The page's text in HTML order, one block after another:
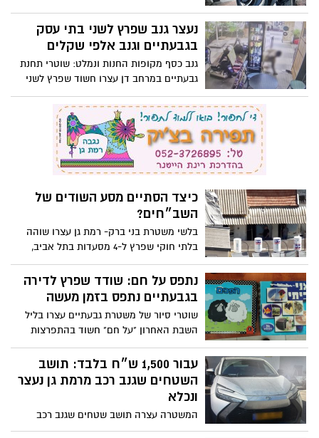
עצרו 2 קטינים שגנבו אופנוע מגבעתיים;
החקירה במחלק הנוער במשטרת מסובים
הסתיימה והוגש נגדם כתב אישום ע"י יחידת
נעצר גנב שפרץ לשני בתי עסק
בגבעתיים וגנב אלפי שקלים
גנב כסף מקופות החנות ונמלט: שוטרי תחנת
גבעתיים במרחב דן עצרו חשוד שפרץ לשני
בתי עסק בגבעתיים בחודש יוני
כיצד הסתיים מסע השודים של
השב״חים?
בלשי משטרת בני ברק- רמת גן עצרו שוהה
בלתי חוקי שפרץ ל-4 מסעדות בתל אביב,
רמת גן וגבעתיים בשני לילות בחודש מאי וגנב
כסף מזומן בסך 14,840 ש״ח
נתפס על חם: שודד שפרץ לדירה
בגבעתיים נתפס בזמן מעשה
שוטרי סיור של משטרת גבעתיים עצרו בליל
השבת האחרון "על חם" חשוד בהתפרצות
לדירה בגבעתיים
עבור 1,500 ש״ח בלבד: תושב
השטחים שגנב רכב מרמת גן נעצר
ונכלא
המשטרה עצרה תושב שטחים שגנב רכב
מרמת גן בשבוע שעבר; אתמול החקירה